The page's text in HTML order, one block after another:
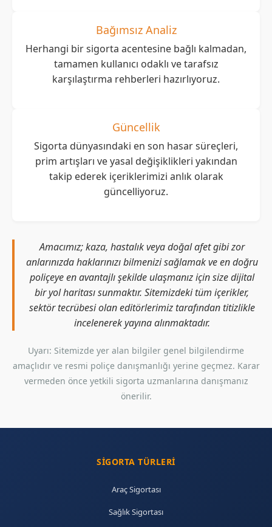
Bağımsız Analiz
Herhangi bir sigorta acentesine bağlı kalmadan,
tamamen kullanıcı odaklı ve tarafsız
karşılaştırma rehberleri hazırlıyoruz.
Güncellik
Sigorta dünyasındaki en son hasar süreçleri,
prim artışları ve yasal değişiklikleri yakından
takip ederek içeriklerimizi anlık olarak
güncelliyoruz.
Amacımız; kaza, hastalık veya doğal afet gibi zor
anlarınızda haklarınızı bilmenizi sağlamak ve en doğru
poliçeye en avantajlı şekilde ulaşmanız için size dijital
bir yol haritası sunmaktır. Sitemizdeki tüm içerikler,
sektör tecrübesi olan editörlerimiz tarafından titizlikle
incelenerek yayına alınmaktadır.
Uyarı: Sitemizde yer alan bilgiler genel bilgilendirme
amaçlıdır ve resmi poliçe danışmanlığı yerine geçmez. Karar
vermeden önce yetkili sigorta uzmanlarına danışmanız
önerilir.
SIGORTA TÜRLERI
Araç Sigortası
Sağlık Sigortası